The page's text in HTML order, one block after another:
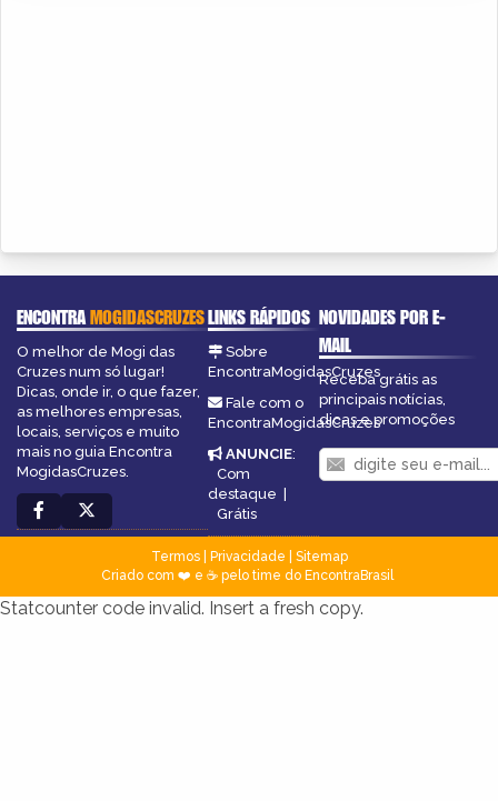
ENCONTRAMOGIDASCRUZES
O melhor de Mogi das
Cruzes num só lugar!
Dicas, onde ir, o que fazer,
as melhores empresas,
locais, serviços e muito
mais no guia Encontra
MogidasCruzes.
LINKS RÁPIDOS
Sobre
EncontraMogidasCruzes
Fale com o
EncontraMogidasCruzes
ANUNCIE:
Com
destaque |
Grátis
NOVIDADES POR E-
MAIL
Receba grátis as
principais notícias,
dicas e promoções
Termos| Privacidade
Sitemap
Criado com ❤️ e ☕ pelo time do EncontraBrasil
Statcounter code invalid. Insert a fresh copy.